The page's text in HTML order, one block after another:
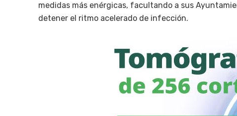
medidas más enérgicas, facultando a sus
detener el ritmo acelerado de infección.